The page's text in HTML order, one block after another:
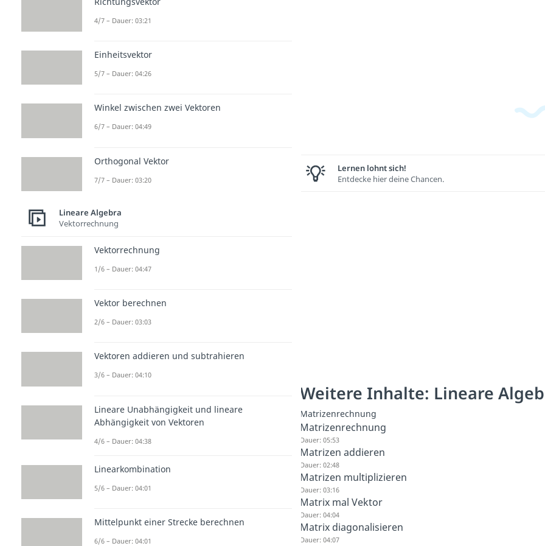
Lernen lohnt sich!
Entdecke hier deine Chancen.
Weitere Inhalte: Lineare
Matrizenrechnung
Matrizenrechnung
Dauer: 05:53
Matrizen addieren
Dauer: 02:48
Matrizen multiplizieren
Dauer: 03:16
Matrix mal Vektor
Dauer: 04:04
Matrix diagonalisieren
Dauer: 04:07
4/7 – Dauer: 03:21
Einheitsvektor
5/7 – Dauer: 04:26
Winkel zwischen zwei Vektoren
6/7 – Dauer: 04:49
Orthogonal Vektor
7/7 – Dauer: 03:20
Lineare Algebra
Vektorrechnung
Vektorrechnung
1/6 – Dauer: 04:47
Vektor berechnen
2/6 – Dauer: 03:03
Vektoren addieren und subtrahieren
3/6 – Dauer: 04:10
Lineare Unabhängigkeit und lineare
Abhängigkeit von Vektoren
4/6 – Dauer: 04:38
Linearkombination
5/6 – Dauer: 04:01
Mittelpunkt einer Strecke berechnen
6/6 – Dauer: 04:01